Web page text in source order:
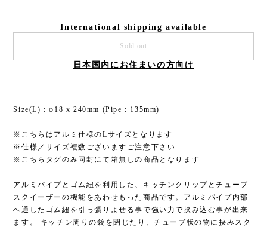
International shipping available
Sold out
日本国内にお住まいの方向け
Size(L) : φ18 x 240mm (Pipe : 135mm)
※こちらはアルミ仕様のLサイズとなります
※仕様／サイズ複数ございますご注意下さい
※こちらタグのみ同封にて箱無しの商品となります
アルミパイプとゴム紐を利用した、キッチンクリップとチューブ
スクイーザーの機能をあわせもった商品です。アルミパイプ内部
へ通したゴム紐を引っ張りよせる事で強い力で挟み込む事が出来
ます。 キッチン周りの袋を閉じたり、チューブ状の物に挟みスク